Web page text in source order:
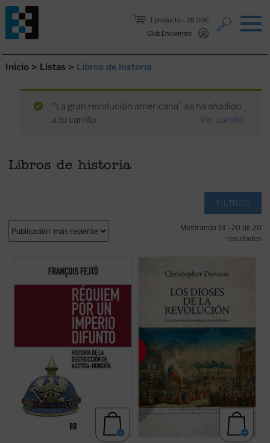
1 producto
28,00€
Club Encuentro
Saltar al contenido.
Inicio > Listas > Libros de historia
“La gran revolución americana” se ha añadido
a tu carrito.
Ver carrito
Libros de historia
FILTROS
Mostrando 13 - 20 de 20
resultados
Frente a la interpretación historiográfica
habitual, según la cual el Imperio austro-
que lo conformaban rechazaron continuar
en su seno, François Fejtö nos muestra en
(ver ficha)
del historiador inglés Christopher Dawson,
revoluciones ilustradas, sus causas y sus
consecuencias sociales, económicas o
políticas. La originalidad de su ... (ver ficha)